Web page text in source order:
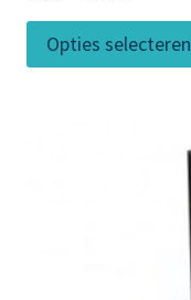
tot
€ 53,95
Opties selecteren